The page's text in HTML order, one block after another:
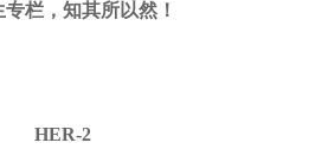
栏，知其所以然！
HER-2